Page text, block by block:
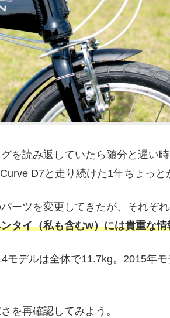
を読み返していたら随分と遅い
D7と走り続けた1年ちょっと
ーツを変更してきたが、それぞ
タイ（私も含むw）には貴重な
モデルは全体で11.7kg。2015年
を再確認してみよう。